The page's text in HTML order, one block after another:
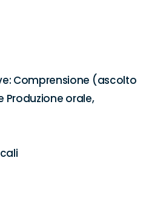
Comprensione (ascolto
Produzione orale,